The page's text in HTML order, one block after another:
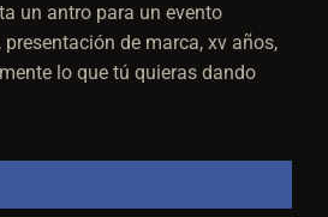
un antro para un evento
de marca, xv años,
lo que tú quieras dando